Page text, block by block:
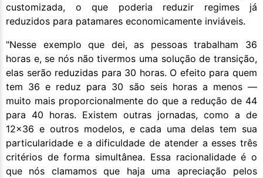
customizada, o que poderia reduzir regimes já
reduzidos para patamares economicamente inviáveis.
"Nesse exemplo que dei, as pessoas trabalham 36
horas e, se nós não tivermos uma solução de transição,
elas serão reduzidas para 30 horas. O efeito para quem
tem 36 e reduz para 30 são seis horas a menos —
muito mais proporcionalmente do que a redução de 44
para 40 horas. Existem outras jornadas, como a de
12x36 e outros modelos, e cada uma delas tem sua
particularidade e a dificuldade de atender a esses três
critérios de forma simultânea. Essa racionalidade é o
que nós clamamos que haja uma apreciação pelos